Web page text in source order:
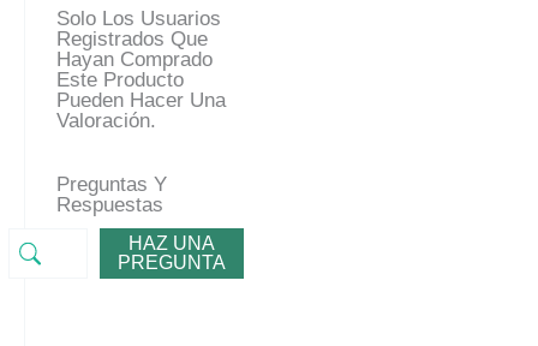
Solo Los Usuarios
Registrados Que
Hayan Comprado
Este Producto
Pueden Hacer Una
Valoración.
Preguntas Y
Respuestas
HAZ UNA
PREGUNTA